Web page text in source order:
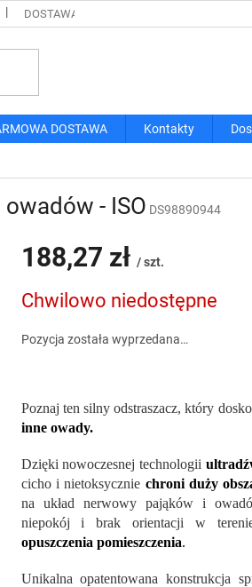
DOSTAWA I METODY PŁATNOŚCI
DOSTAWA Kontakty
- ISO DS98890944
188,27 zł / szt.
jednostkowa:
Chwilowo niedostępne
Pozycja została wyprzedana…
Poznaj ten silny odstraszacz, który
inne owady.
Dzięki nowoczesnej technologii
cicho i nietoksycznie chroni duży
na układ nerwowy pająków i
niepokój i brak orientacji w
opuszczenia pomieszczenia.
Unikalna opatentowana konstrukcja